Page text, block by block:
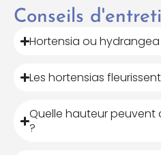
Conseils
Hortensia ou hydrangea
Les hortensias
Quelle hauteur peuvent
?